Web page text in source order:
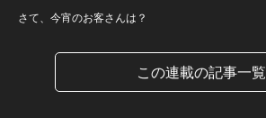
さて、今宵のお客さんは？
この連載の記事一覧